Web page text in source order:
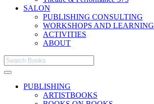
SALON
PUBLISHING CONSULTING
WORKSHOPS AND LEARNING
ACTIVITIES
ABOUT
PUBLISHING
ARTISTBOOKS